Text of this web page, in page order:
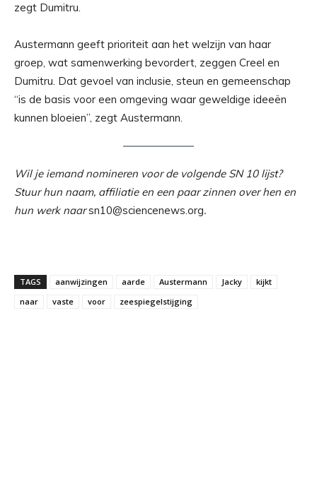
zegt Dumitru.
Austermann geeft prioriteit aan het welzijn van haar
groep, wat samenwerking bevordert, zeggen Creel en
Dumitru. Dat gevoel van inclusie, steun en gemeenschap
“is de basis voor een omgeving waar geweldige ideeën
kunnen bloeien”, zegt Austermann.
Wil je iemand nomineren voor de volgende SN 10 lijst?
Stuur hun naam, affiliatie en een paar zinnen over hen en
hun werk naarsn10@sciencenews.org.
TAGS aanwijzingen aarde Austermann Jacky
kijkt
naar
vaste voor zeespiegelstijging